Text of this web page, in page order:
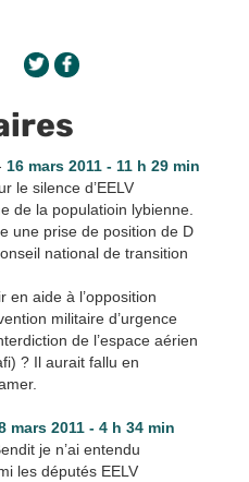
16 mars 2011 - 11 h 29 min
le silence d’EELV
de la populatioin lybienne.
une prise de position de D
national de transition
en aide à l’opposition
militaire d’urgence
de l’espace aérien
? Il aurait fallu en
mars 2011 - 4 h 34 min
je n’ai entendu
les députés EELV